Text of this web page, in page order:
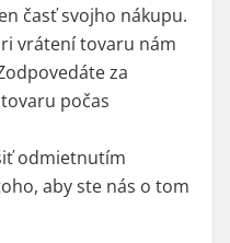
časť svojho nákupu.
vrátení tovaru nám
za
počas
odmietnutím
aby ste nás o tom